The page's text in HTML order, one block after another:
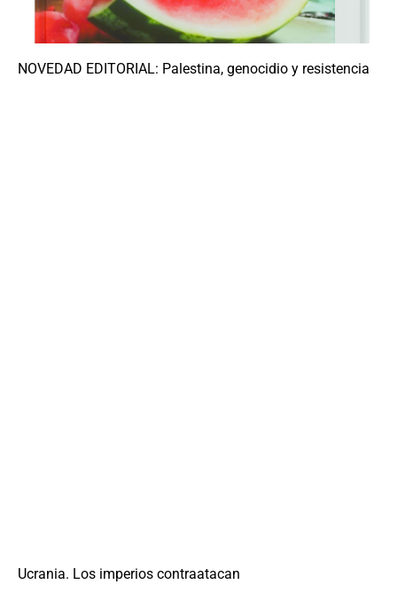
NOVEDAD EDITORIAL: Palestina, genocidio y resistencia
Ucrania. Los imperios contraatacan